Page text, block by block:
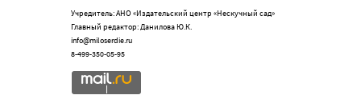
Учредитель: АНО «Издательский центр «Нескучный сад»
Главный редактор: Данилова Ю.К.
info@miloserdie.ru
8-499-350-05-95